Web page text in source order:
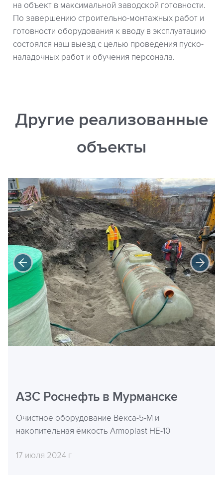
на объект в максимальной заводской готовности.
По завершению строительно-монтажных работ и
готовности оборудования к вводу в эксплуатацию
состоялся наш выезд с целью проведения пуско-
наладочных работ и обучения персонала.
Другие реализованные
объекты
АЗС Роснефть в Мурманске
Очистное оборудование Векса-5-М и
накопительная ёмкость Armoplast НЕ-10
17 июля 2024 г